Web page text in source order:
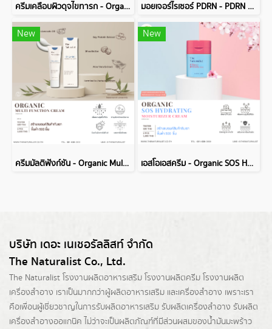
ครีมเคลือบผิวดุจไขทารก - Organic Creme Masque Vernix มอยเจอร์ไรเซอร์ PDRN - PDRN Aqua Burst Moisturizer Cream
New
ครีมมัลติฟังก์ชัน - Organic Multi Function Cream
New
เอสโอเอสครีม - Organic SOS Hydrating Moisturizer Cream
บริษัท เดอะ เนเชอรัลลิสท์ จำกัด
The Naturalist Co., Ltd.
The Naturalist โรงงานผลิตอาหารเสริม โรงงานผลิตครีม โรงงานผลิต
เครื่องสำอาง เราเป็นมากกว่าผู้ผลิตอาหารเสริม และเครื่องสำอาง เพราะเรา
คือเพื่อนผู้เชี่ยวชาญในการรับผลิตอาหารเสริม รับผลิตเครื่องสำอาง รับผลิต
เครื่องสำอางออแกนิค ไม่ว่าจะเป็นผลิตภัณฑ์ที่มีส่วนผสมของน้ำมันมะพร้าว